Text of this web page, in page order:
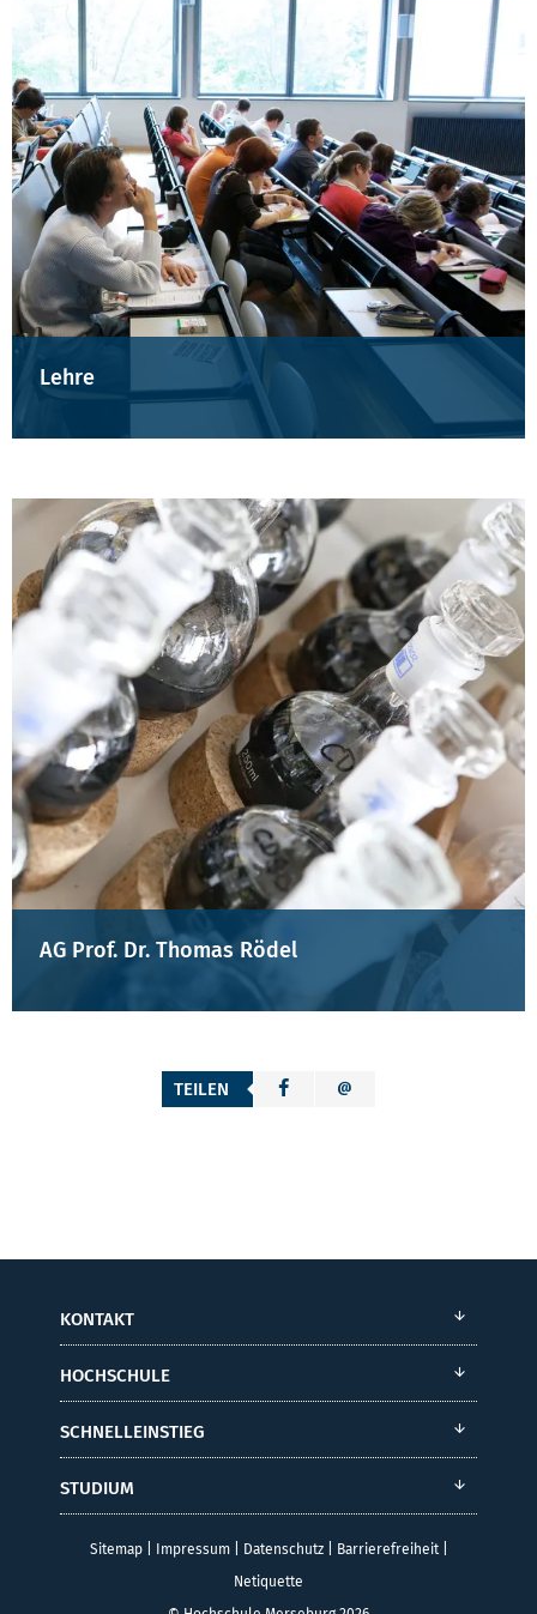
Lehre
AG Prof. Dr. Thomas Rödel
TEILEN
KONTAKT
HOCHSCHULE
SCHNELLEINSTIEG
STUDIUM
Sitemap| Impressum| Datenschutz| Barrierefreiheit|
Netiquette